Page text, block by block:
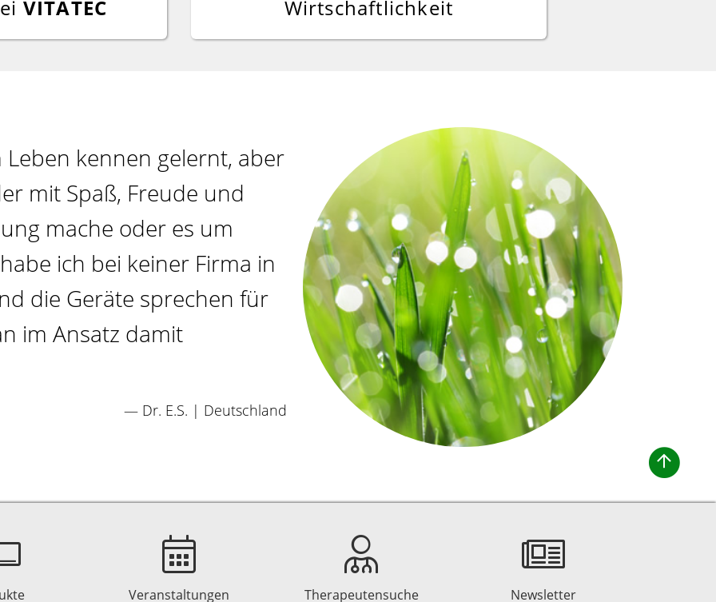
VITATEC Wirtschaftlichkeit
kennen gelernt, aber
mit Spaß, Freude und
mache oder es um
ich bei keiner Firma in
die Geräte sprechen für
im Ansatz damit
— Dr. E.S. | Deutschland
Veranstaltungen Therapeutensuche Newsletter